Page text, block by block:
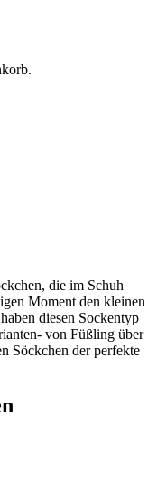
die im Schuh
Moment den kleinen
diesen Sockentyp
von Füßling über
Söckchen der perfekte